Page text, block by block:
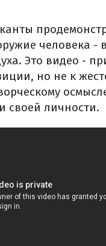
человека -
Это видео -
но не к
своей личности.